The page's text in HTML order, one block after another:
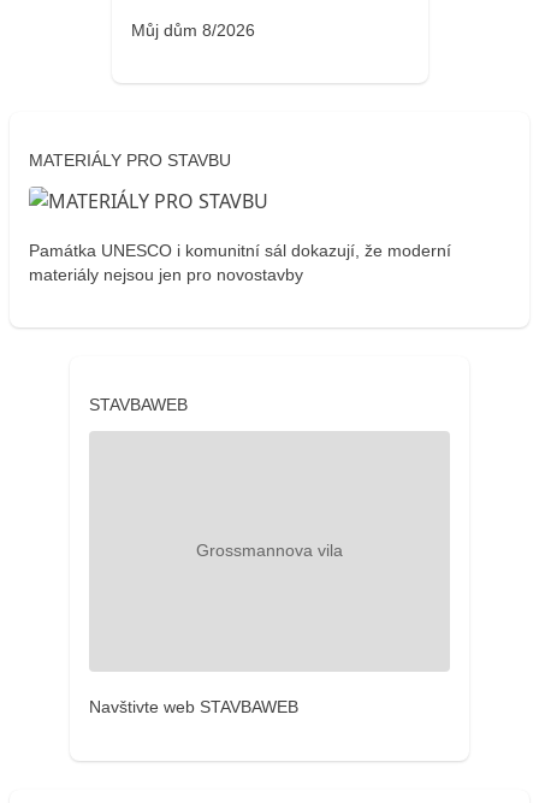
Můj dům 8/2026
MATERIÁLY PRO STAVBU
Památka UNESCO i komunitní sál dokazují, že moderní
materiály nejsou jen pro novostavby
STAVBAWEB
Navštivte web STAVBAWEB